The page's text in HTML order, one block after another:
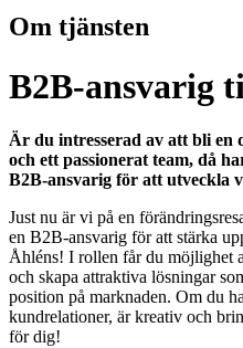
Om tjänsten
B2B-ansvarig
Är du intresserad av att bli
och ett passionerat team, då
B2B-ansvarig för att utveckla
Just nu är vi på en
en B2B-ansvarig för att stärka
Åhléns! I rollen får du möjlighet
och skapa attraktiva lösningar
position på marknaden. Om du
kundrelationer, är kreativ och
för dig!